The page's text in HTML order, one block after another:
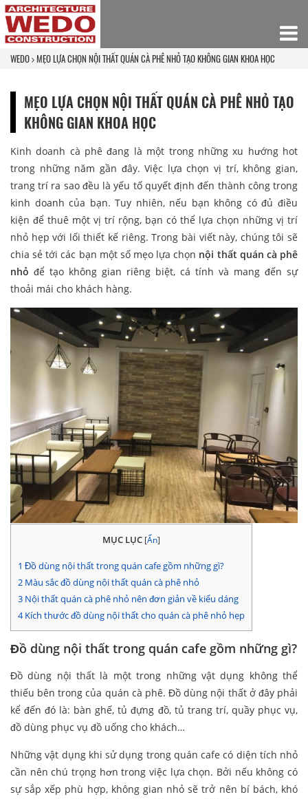
WEDO MẸO LỰA CHỌN NỘI THẤT QUÁN CÀ PHÊ NHỎ TẠO KHÔNG GIAN KHOA HỌC
MẸO LỰA CHỌN NỘI THẤT QUÁN CÀ PHÊ NHỎ TẠO
KHÔNG GIAN KHOA HỌC
Kinh doanh cà phê đang là một trong những xu hướng hot
trong những năm gần đây. Việc lựa chọn vị trí, không gian,
trang trí ra sao đều là yếu tố quyết định đến thành công trong
kinh doanh của bạn. Tuy nhiên, nếu bạn không có đủ điều
kiện để thuê một vị trí rộng, bạn có thể lựa chọn những vị trí
nhỏ hẹp với lối thiết kế riêng. Trong bài viết này, chúng tôi sẽ
chia sẻ tới các bạn một số mẹo lựa chọn nội thất quán cà phê
nhỏ để tạo không gian riêng biệt, cá tính và mang đến sự
thoải mái cho khách hàng.
MỤC LỤC [Ẩn]
1 Đồ dùng nội thất trong quán cafe gồm những gì?
2 Màu sắc đồ dùng nội thất quán cà phê nhỏ
3 Nội thất quán cà phê nhỏ nên đơn giản về kiểu dáng
4Kích thước đồ dùng nội thất cho quán cà phê nhỏ hẹp
Đồ dùng nội thất trong quán cafe gồm những gì?
Đồ dùng nội thất là một trong những vật dụng không thể
thiếu bên trong của quán cà phê. Đồ dùng nội thất ở đây phải
kể đến đó là: bàn ghế, tủ đựng đồ, tủ trang trí, quầy phục vụ,
đồ dùng phục vụ đồ uống cho khách…
Những vật dụng khi sử dụng trong quán cafe có diện tích nhỏ
cần nên chú trọng hơn trong việc lựa chọn. Bởi nếu không có
sự sắp xếp phù hợp, không gian nhỏ sẽ trở nên bí bách, khó